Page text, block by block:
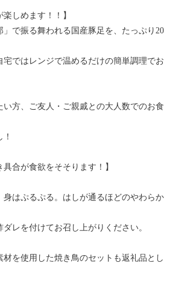
しめます！！】
で振る舞われる国産豚足を、たっぷり20
ではレンジで温めるだけの簡単調理でお
方、ご友人・ご親戚との大人数でのお食
合が食欲をそそります！】
はぷるぷる。はしが通るほどのやわらか
レを付けてお召し上がりください。
を使用した焼き鳥のセットも返礼品とし